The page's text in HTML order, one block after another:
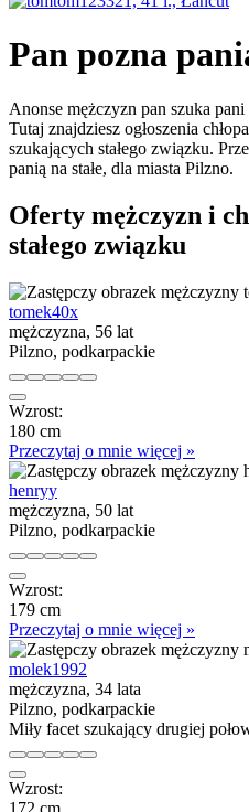
Pan pozna
Anonse mężczyzn pan szuka
Tutaj znajdziesz ogłoszenia
szukających stałego związku.
panią na stałe, dla miasta Pilzno.
Oferty mężczyzn i
stałego związku
tomek40x
mężczyzna, 56 lat
Pilzno, podkarpackie
Wzrost:
180 cm
Przeczytaj o mnie więcej »
henryy
mężczyzna, 50 lat
Pilzno, podkarpackie
Wzrost:
179 cm
Przeczytaj o mnie więcej »
molek1992
mężczyzna, 34 lata
Pilzno, podkarpackie
Miły facet szukający drugiej
Wzrost:
172 cm